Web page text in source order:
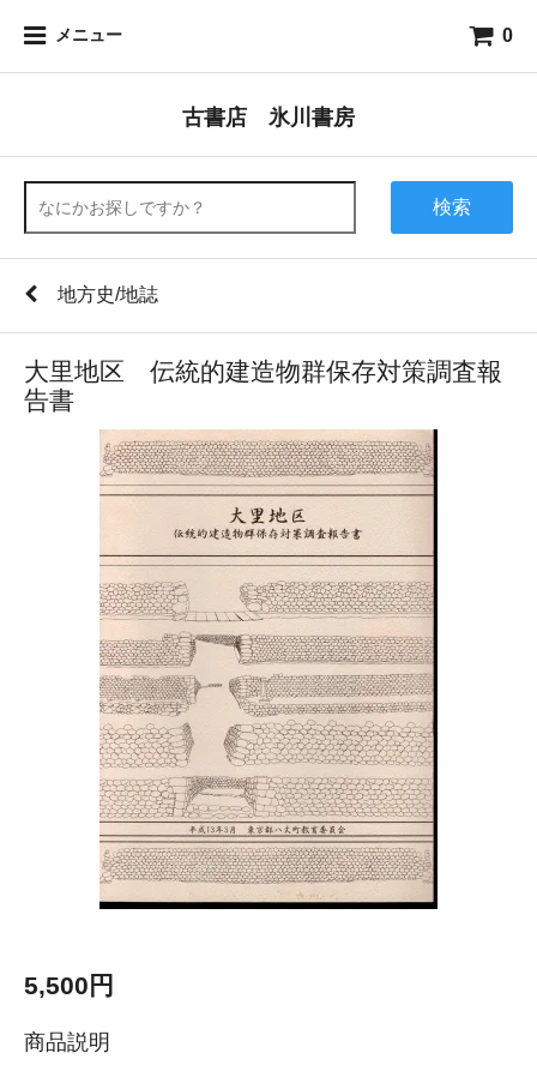
メニュー 0
古書店 氷川書房
検索
地方史/地誌
大里地区 伝統的建造物群保存対策調査報
告書
5,500円
商品説明